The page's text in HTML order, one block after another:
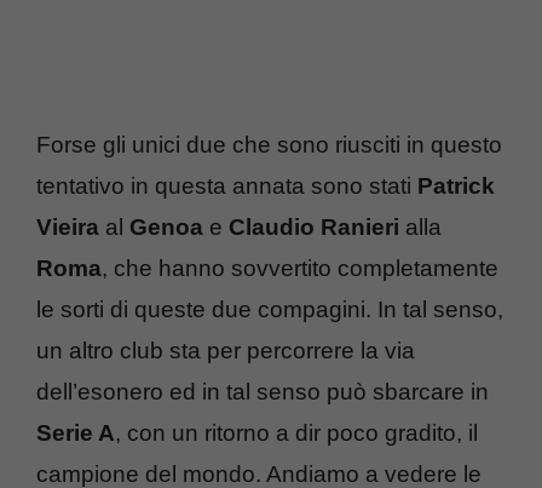
Forse gli unici due che sono riusciti in questo
tentativo in questa annata sono stati Patrick
Vieira al Genoa e Claudio Ranieri alla
Roma, che hanno sovvertito completamente
le sorti di queste due compagini. In tal senso,
un altro club sta per percorrere la via
dell’esonero ed in tal senso può sbarcare in
Serie A, con un ritorno a dir poco gradito, il
campione del mondo. Andiamo a vedere le